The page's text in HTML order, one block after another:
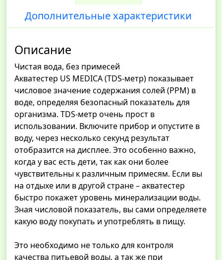
Дополнительные характеристики
Описание
Чистая вода, без примесей
Акватестер US MEDICA (TDS-метр) показывает
числовое значение содержания солей (PPM) в
воде, определяя безопасный показатель для
организма. TDS-метр очень прост в
использовании. Включите прибор и опустите в
воду, через несколько секунд результат
отобразится на дисплее. Это особенно важно,
когда у вас есть дети, так как они более
чувствительны к различным примесям. Если вы
на отдыхе или в другой стране – акватестер
быстро покажет уровень минерализации воды.
Зная числовой показатель, вы сами определяете
какую воду покупать и употреблять в пищу.
Это необходимо не только для контроля
качества питьевой воды, а так же при